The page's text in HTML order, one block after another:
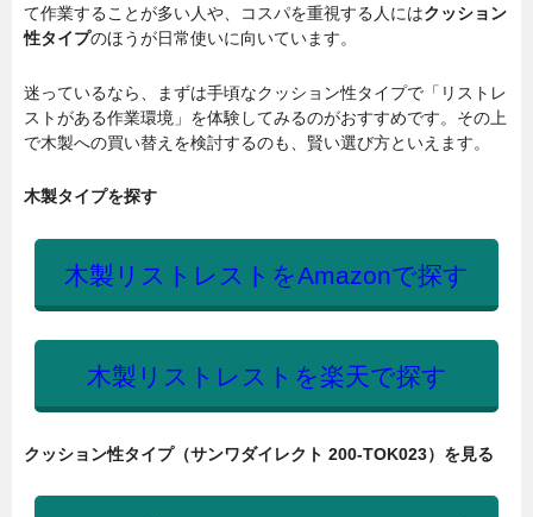
て作業することが多い人や、コスパを重視する人にはクッション
性タイプのほうが日常使いに向いています。
迷っているなら、まずは手頃なクッション性タイプで「リストレ
ストがある作業環境」を体験してみるのがおすすめです。その上
で木製への買い替えを検討するのも、賢い選び方といえます。
木製タイプを探す
木製リストレストをAmazonで探す
木製リストレストを楽天で探す
クッション性タイプ（サンワダイレクト 200-TOK023）を見る